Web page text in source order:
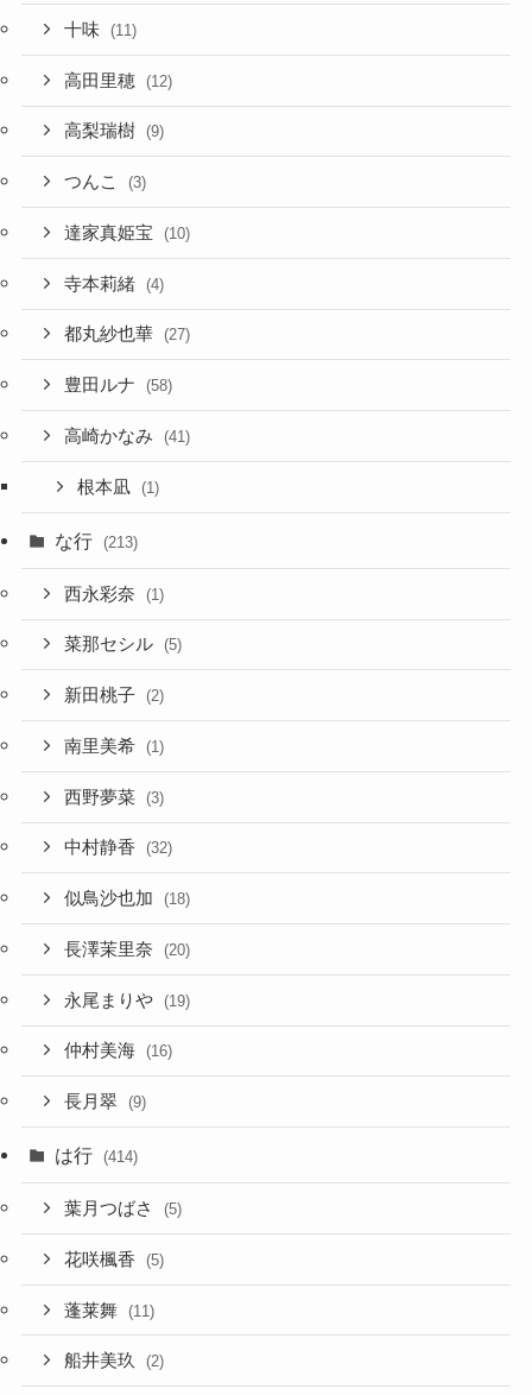
十味 (11)
高田里穂 (12)
高梨瑞樹 (9)
つんこ (3)
達家真姫宝 (10)
寺本莉緒 (4)
都丸紗也華 (27)
豊田ルナ (58)
高崎かなみ (41)
根本凪 (1)
な行 (213)
西永彩奈 (1)
菜那セシル (5)
新田桃子 (2)
南里美希 (1)
西野夢菜 (3)
中村静香 (32)
似鳥沙也加 (18)
長澤茉里奈 (20)
永尾まりや (19)
仲村美海 (16)
長月翠 (9)
は行 (414)
葉月つばさ (5)
花咲楓香 (5)
蓬莱舞 (11)
船井美玖 (2)